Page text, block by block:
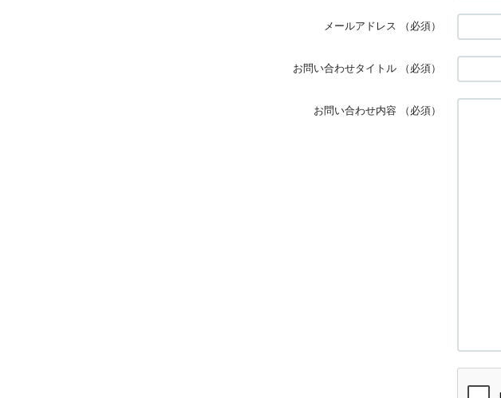
メールアドレス （必須）
お問い合わせタイトル （必須）
お問い合わせ内容 （必須）